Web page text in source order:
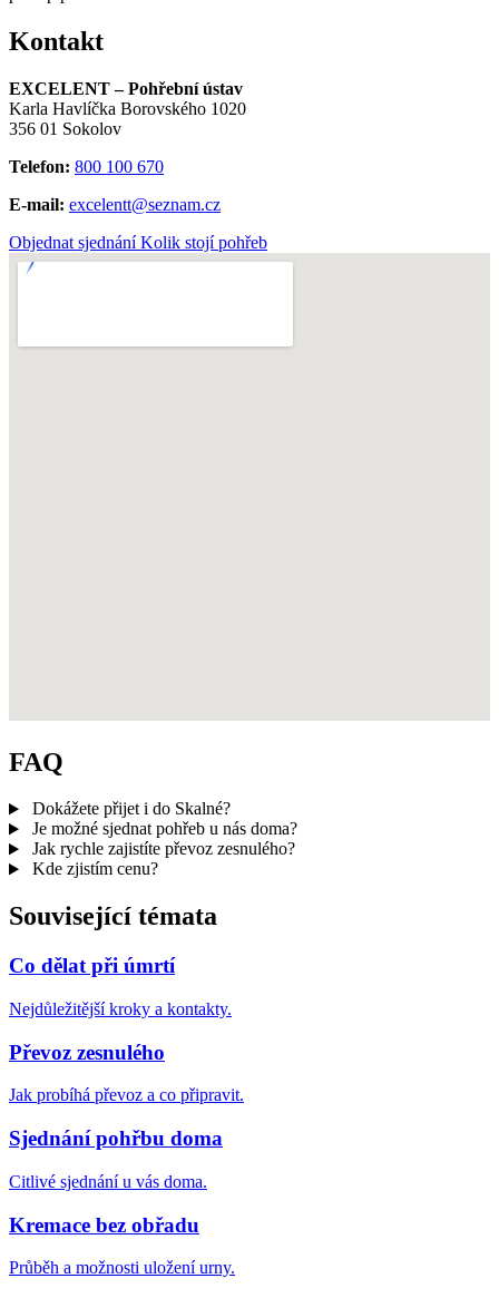
Kontakt
EXCELENT – Pohřební ústav
Karla Havlíčka Borovského 1020
356 01 Sokolov
Telefon: 800 100 670
E-mail: excelentt@seznam.cz
Objednat sjednáníKolik stojí pohřeb
FAQ
Dokážete přijet i do Skalné?
Je možné sjednat pohřeb u nás doma?
Jak rychle zajistíte převoz zesnulého?
Kde zjistím cenu?
Související témata
Co dělat při úmrtí
Nejdůležitější kroky a kontakty.
Převoz zesnulého
Jak probíhá převoz a co připravit.
Sjednání pohřbu doma
Citlivé sjednání u vás doma.
Kremace bez obřadu
Průběh a možnosti uložení urny.